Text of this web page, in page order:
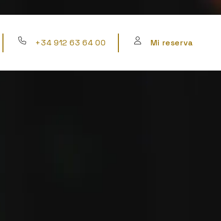
+34 912 63 64 00 Mi reserva